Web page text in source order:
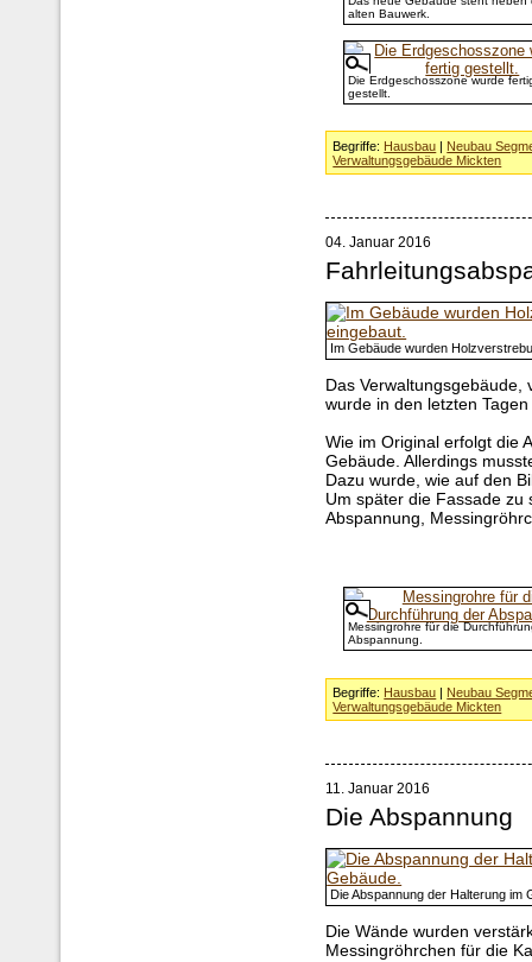
alten Bauwerk.
Die Erdgeschosszone wurde
gestellt.
Begriffe: Hausbau | Neubau
Verwaltungsgebäude Mickten
04. Januar 2016
Im Gebäude wurden
Das
wurde in den letzten
Wie im Original erfolgt die
Gebäude. Allerdings
Dazu wurde, wie auf den
Um später die Fassade
Abspannung,
Messingrohre für die
Abspannung.
Begriffe: Hausbau | Neubau
Verwaltungsgebäude Mickten
11. Januar 2016
Die Abspannung
Die Abspannung der Halterung im
Die Wände wurden
Messingröhrchen für die